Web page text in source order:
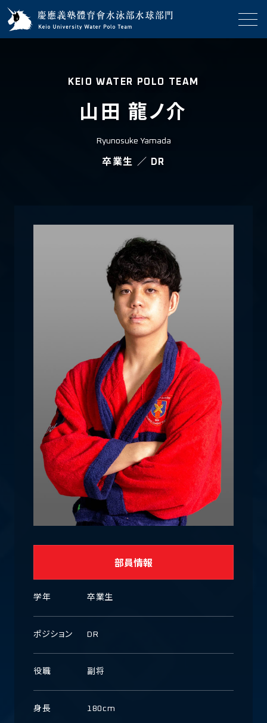
KEIO WATER POLO TEAM
山田 龍ノ介
Ryunosuke Yamada
卒業生 ／ DR
部員情報
学年 卒業生
ポジション DR
役職 副将
身長 180cm